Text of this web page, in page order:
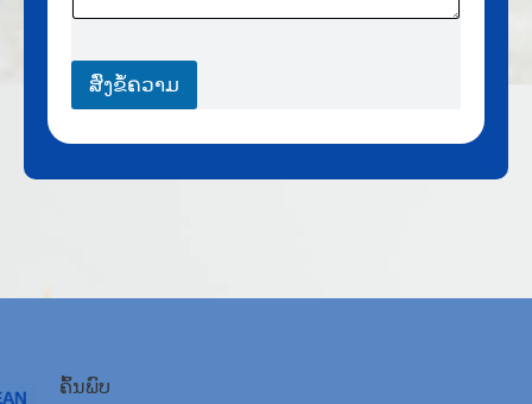
ສົ່ງຂໍ້ຄວາມ
ຄົ້ນພົບ